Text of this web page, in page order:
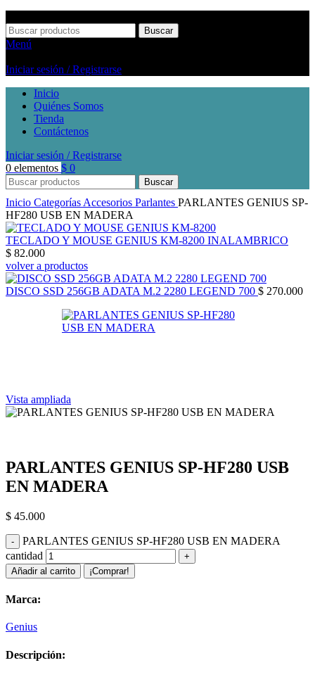
Buscar
Menú
Iniciar sesión / Registrarse
Inicio
Quiénes Somos
Tienda
Contáctenos
Iniciar sesión / Registrarse
0 elementos $ 0
Buscar
Inicio Categorías Accesorios Parlantes PARLANTES GENIUS SP-
HF280 USB EN MADERA
TECLADO Y MOUSE GENIUS KM-8200 INALAMBRICO
$ 82.000
volver a productos
DISCO SSD 256GB ADATA M.2 2280 LEGEND 700 $ 270.000
Vista ampliada
PARLANTES GENIUS SP-HF280 USB
EN MADERA
$ 45.000
PARLANTES GENIUS SP-HF280 USB EN MADERA
cantidad
Añadir al carrito ¡Comprar!
Marca:
Genius
Descripción: